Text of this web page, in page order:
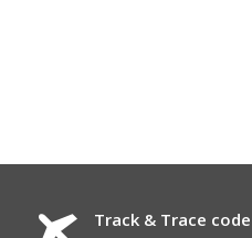
Track & Trace code